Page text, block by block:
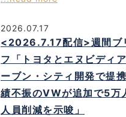
2026.07.17
<2026.7.17配信>週間ブ
フ「トヨタとエヌビディ
ーブン・シティ開発で提
績不振のVWが追加で5万
人員削減を示唆」